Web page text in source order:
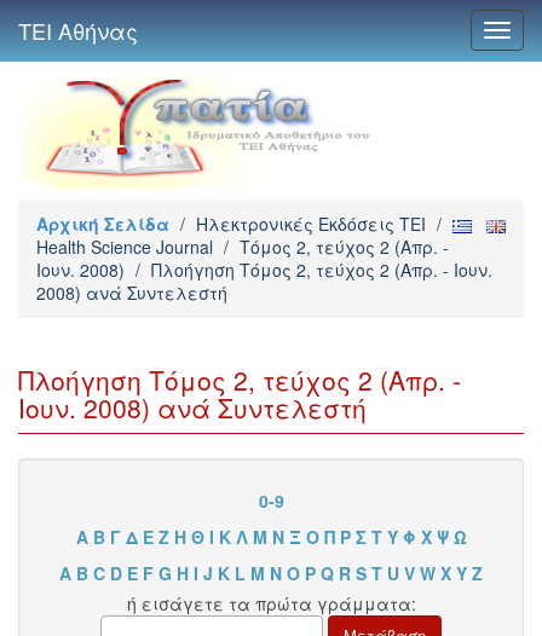
ΤΕΙ Αθήνας
Αρχική Σελίδα / Ηλεκτρονικές Εκδόσεις TEI /
Health Science Journal / Τόμος 2, τεύχος 2 (Απρ. -
Ιουν. 2008) / Πλοήγηση Τόμος 2, τεύχος 2 (Απρ. - Ιουν.
2008) ανά Συντελεστή
Πλοήγηση Τόμος 2, τεύχος 2 (Απρ. -
Ιουν. 2008) ανά Συντελεστή
0-9
Α Β Γ Δ Ε Ζ Η Θ Ι Κ Λ Μ Ν Ξ Ο Π Ρ Σ Τ Υ Φ Χ Ψ Ω
A B C D E F G H I J K L M N O P Q R S T U V W X Y Z
ή εισάγετε τα πρώτα γράμματα: